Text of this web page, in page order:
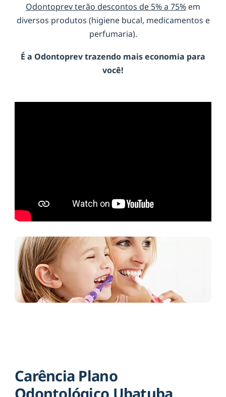
Odontoprev terão descontos de 5% a 75% em
diversos produtos (higiene bucal, medicamentos e
perfumaria).
É a Odontoprevtrazendo mais economia para
você!
Carência Plano
Odontológico Ubatuba